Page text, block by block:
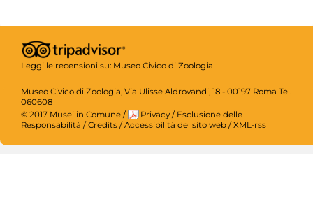
Leggi le recensioni su: Museo Civico di Zoologia
Museo Civico di Zoologia, Via Ulisse Aldrovandi, 18 - 00197 Roma Tel.
060608
© 2017 Musei in Comune / Privacy / Esclusione delle
Responsabilità / Credits / Accessibilità del sito web / XML-rss